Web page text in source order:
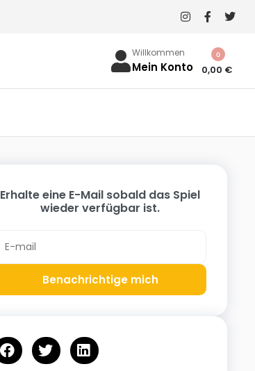
Willkommen
Mein Konto 0,00 €
0
Erhalte eine E-Mail sobald das Spiel
wieder verfügbar ist.
Benachrichtige mich